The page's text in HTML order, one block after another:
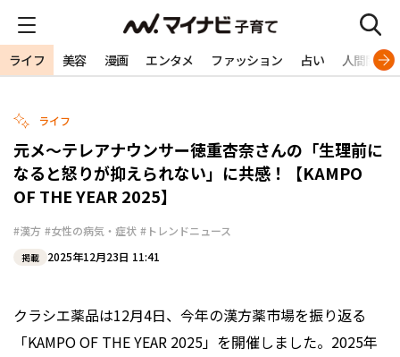
ライフ 美容 漫画 エンタメ ファッション 占い 人間関係
ライフ
元メ〜テレアナウンサー徳重杏奈さんの「生理前に
なると怒りが抑えられない」に共感！【KAMPO
OF THE YEAR 2025】
#漢方 #女性の病気・症状 #トレンドニュース
掲載 2025年12月23日 11:41
クラシエ薬品は12月4日、今年の漢方薬市場を振り返る
「KAMPO OF THE YEAR 2025」を開催しました。2025年